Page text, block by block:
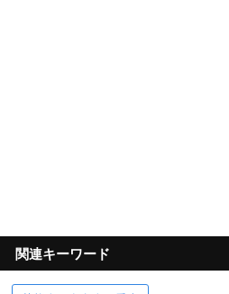
関連キーワード